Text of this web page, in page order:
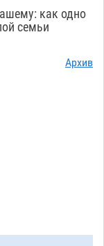
труд
пермякам
с улицы
как одно
семьи
Архив